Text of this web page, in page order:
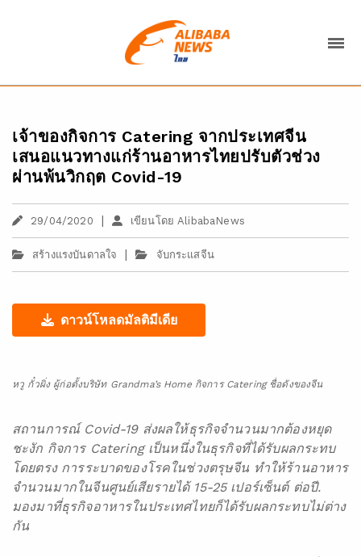
เจ้าของกิจการ Catering จากประเทศจีน
เสนอแนวทางแก่ร้านอาหารไทยปรับตัวช่วง
ผ่านพ้นวิกฤต Covid-19
29/04/2020 | เขียนโดย AlibabaNews
สร้างแรงบันดาลใจ | จับกระแสจีน
ดาวน์โหลดมัลติมีเดีย
หวู กั๋วผิ่ง ผู้ก่อตั้งบริษัท Grandma’s Home กิจการ Catering ชื่อดังของจีน
สถานการณ์ Covid-19 ส่งผลให้ธุรกิจจำนวนมากต้องหยุด
ชะงัก กิจการ Catering เป็นหนึ่งในธุรกิจที่ได้รับผลกระทบ
โดยตรง การระบาดของโรคในช่วงตรุษจีน ทำให้ร้านอาหาร
จำนวนมากในจีนศูนย์เสียรายได้ 15-25 เปอร์เซ็นต์ ต่อปี.
มองมาที่ธุรกิจอาหารในประเทศไทยก็ได้รับผลกระทบไม่ต่าง
กัน